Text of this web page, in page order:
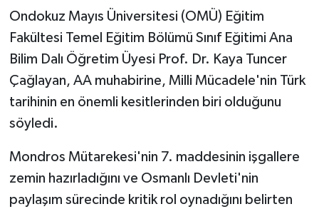
Ondokuz Mayıs Üniversitesi (OMÜ) Eğitim
Fakültesi Temel Eğitim Bölümü Sınıf Eğitimi Ana
Bilim Dalı Öğretim Üyesi Prof. Dr. Kaya Tuncer
Çağlayan, AA muhabirine, Milli Mücadele'nin Türk
tarihinin en önemli kesitlerinden biri olduğunu
söyledi.
Mondros Mütarekesi'nin 7. maddesinin işgallere
zemin hazırladığını ve Osmanlı Devleti'nin
paylaşım sürecinde kritik rol oynadığını belirten